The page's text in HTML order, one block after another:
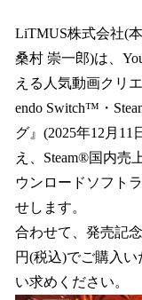
！
数
を
読
み
込
み
中
で
す
LiTMUS株式会社(
桑村 崇一郎)は、
える人気動画クリ
endo Switch™・
グ』(2025年12月
え、Steam®国内売
ウンロードソフト
せします。
合わせて、発売記
円(税込)でご購入
い求めください。